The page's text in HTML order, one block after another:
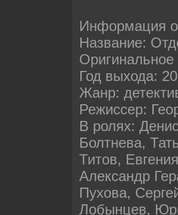
Информация
Название:
Год выхода:
Жанр:
Режиссер:
В ролях:
Болтнева,
Титов,
Александр
Пухова,
Лобынцев,